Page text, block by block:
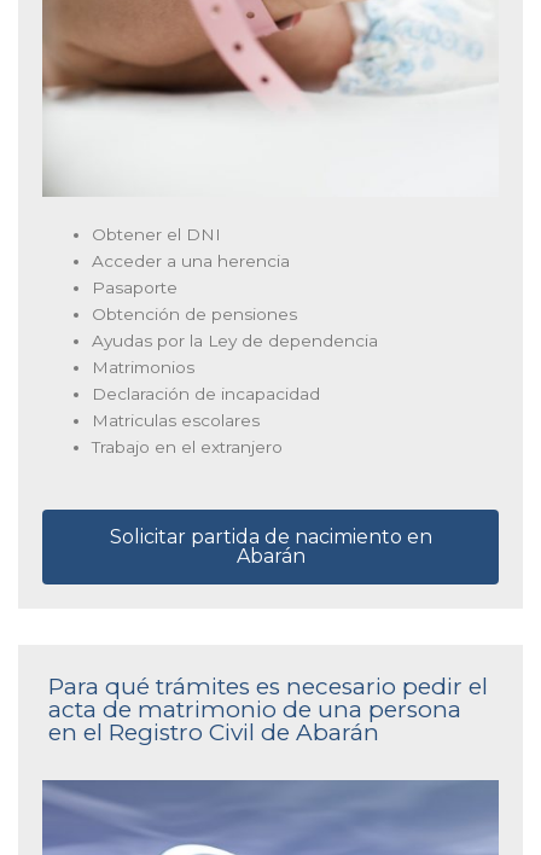
Obtener el DNI
Acceder a una herencia
Pasaporte
Obtención de pensiones
Ayudas por la Ley de dependencia
Matrimonios
Declaración de incapacidad
Matriculas escolares
Trabajo en el extranjero
Solicitar partida de nacimiento en
Abarán
Para qué trámites es necesario pedir el
acta de matrimonio de una persona
en el Registro Civil de Abarán